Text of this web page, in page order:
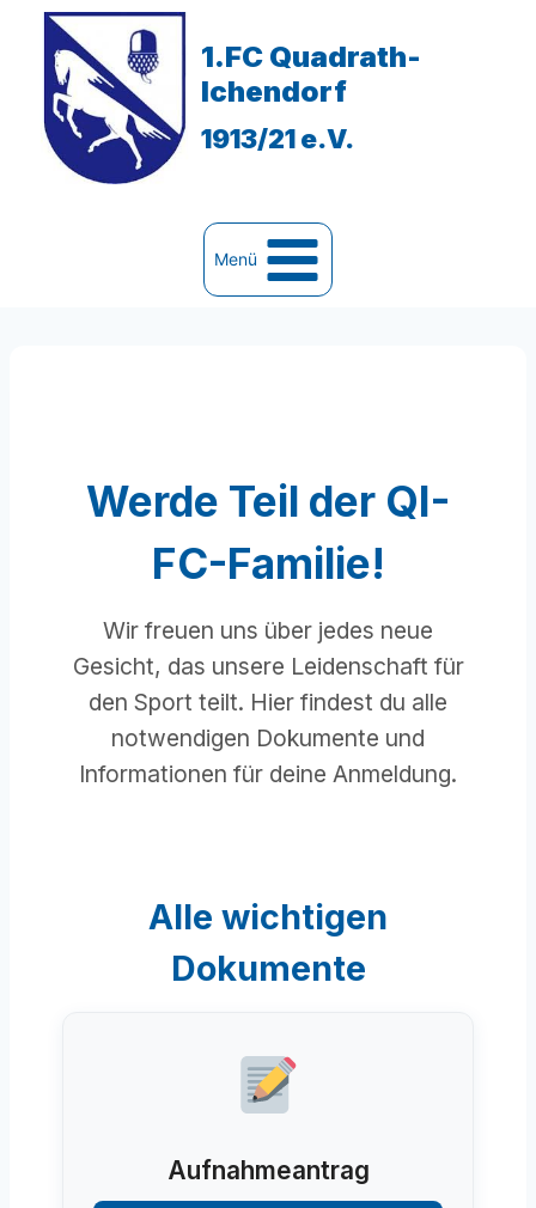
springen
1.FC Quadrath-
Ichendorf
1913/21 e.V.
Menü
Werde Teil der QI-
FC-Familie!
Wir freuen uns über jedes neue
Gesicht, das unsere Leidenschaft für
den Sport teilt. Hier findest du alle
notwendigen Dokumente und
Informationen für deine Anmeldung.
Alle wichtigen
Dokumente
Aufnahmeantrag